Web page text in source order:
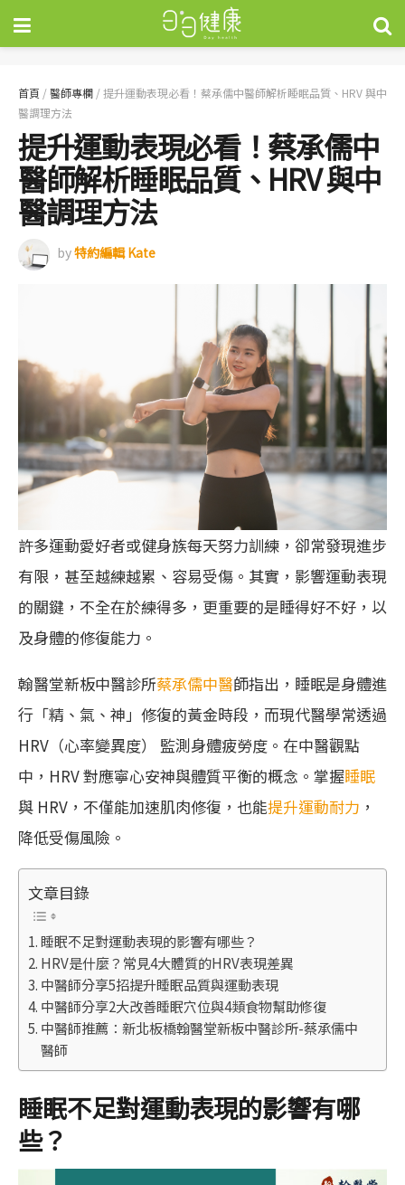
首頁 /醫師專欄 /提升運動表現必看！蔡承儒中醫師解析睡眠品質、HRV 與中
醫調理方法
提升運動表現必看！蔡承儒中
醫師解析睡眠品質、HRV 與中
醫調理方法
by特約編輯 Kate
許多運動愛好者或健身族每天努力訓練，卻常發現進步
有限，甚至越練越累、容易受傷。其實，影響運動表現
的關鍵，不全在於練得多，更重要的是睡得好不好，以
及身體的修復能力。
翰醫堂新板中醫診所蔡承儒中醫師指出，睡眠是身體進
行「精、氣、神」修復的黃金時段，而現代醫學常透過
HRV（心率變異度） 監測身體疲勞度。在中醫觀點
中，HRV 對應寧心安神與體質平衡的概念。掌握睡眠
與 HRV，不僅能加速肌肉修復，也能提升運動耐力 ，
降低受傷風險。
文章目錄
睡眠不足對運動表現的影響有哪些？
HRV是什麼？常見4大體質的HRV表現差異
中醫師分享5招提升睡眠品質與運動表現
中醫師分享2大改善睡眠穴位與4類食物幫助修復
中醫師推薦：新北板橋翰醫堂新板中醫診所-蔡承儒中
醫師
睡眠不足對運動表現的影響有哪
些？